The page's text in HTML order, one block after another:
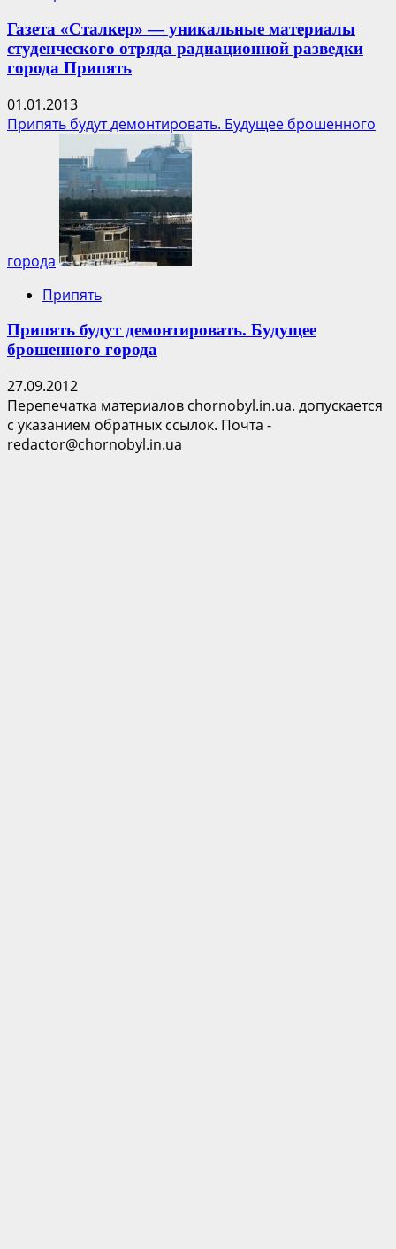
Газета «Сталкер» — уникальные материалы
студенческого отряда радиационной разведки
города Припять
01.01.2013
Припять будут демонтировать. Будущее брошенного
города
Припять
Припять будут демонтировать. Будущее
брошенного города
27.09.2012
Перепечатка материалов chornobyl.in.ua. допускается
с указанием обратных ссылок. Почта -
redactor@chornobyl.in.ua